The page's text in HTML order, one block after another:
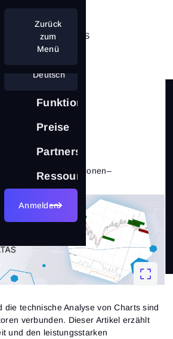
Funktionen
Preise
Partnerschaft
Ressourcen
Deutsch
Anmelden
Zurück
zum
Menü
Indikatoren in ATAS
ATAS-Funktionen–
die technische Analyse von Charts sind
verbunden. Dieser Artikel erzählt
und den leistungsstarken